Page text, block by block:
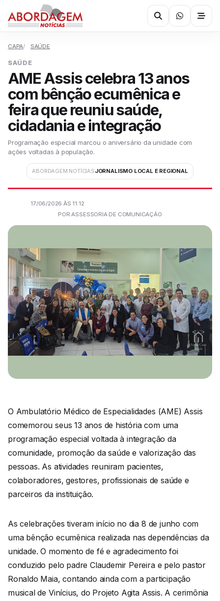
CAPA SAÚDE
SAÚDE
AME Assis celebra 13 anos
com bênção ecumênica e
feira que reuniu saúde,
cidadania e integração
Programação especial marcou o aniversário da unidade com
ações voltadas à população.
ABORDAGEM NOTÍCIASJORNALISMO LOCAL E REGIONAL
17/06/2026 ÀS 11:12
POR ASSESSORIA DE COMUNICAÇÃO
O Ambulatório Médico de Especialidades (AME) Assis
comemorou seus 13 anos de história com uma
programação especial voltada à integração da
comunidade, promoção da saúde e valorização das
pessoas. As atividades reuniram pacientes,
colaboradores, gestores, profissionais de saúde e
parceiros da instituição.
As celebrações tiveram início no dia 8 de junho com
uma bênção ecumênica realizada nas dependências da
unidade. O momento de fé e agradecimento foi
conduzido pelo padre Claudemir Pereira e pelo pastor
Ronaldo Maia, contando ainda com a participação
musical de Vinícius, do Projeto Agita Assis. A cerimônia